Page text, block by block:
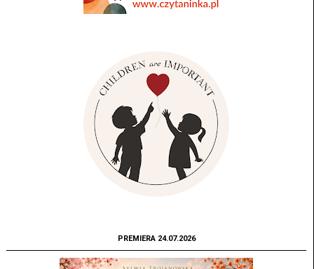
PREMIERA 24.07.2026